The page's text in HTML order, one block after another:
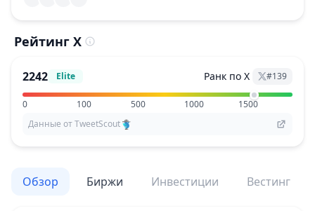
Рейтинг X
2242 Elite Ранк по X #139
0 100 500 1000
1500
Данные от TweetScout
Обзор Биржи Инвестиции Вестинг